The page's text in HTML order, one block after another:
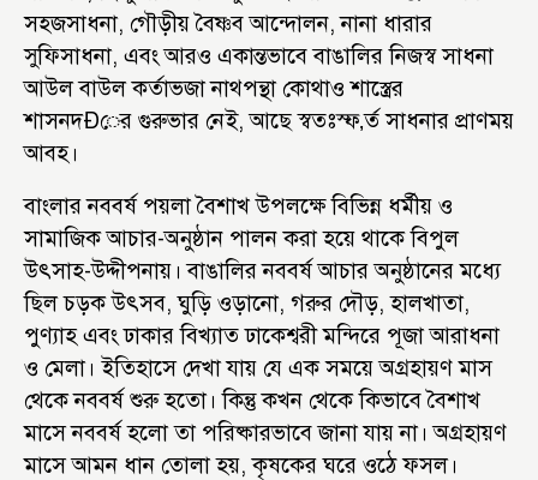
সহজসাধনা, গৌড়ীয় বৈষ্ণব আন্দোলন, নানা ধারার
সুফিসাধনা, এবং আরও একান্তভাবে বাঙালির নিজস্ব সাধনা
আউল বাউল কর্তাভজা নাথপন্থা কোথাও শাস্ত্রের
শাসনদÐের গুরুভার নেই, আছে স্বতঃস্ফ‚র্ত সাধনার প্রাণময়
আবহ।
বাংলার নববর্ষ পয়লা বৈশাখ উপলক্ষে বিভিন্ন ধর্মীয় ও
সামাজিক আচার-অনুষ্ঠান পালন করা হয়ে থাকে বিপুল
উৎসাহ-উদ্দীপনায়। বাঙালির নববর্ষ আচার অনুষ্ঠানের মধ্যে
ছিল চড়ক উৎসব, ঘুড়ি ওড়ানো, গরুর দৌড়, হালখাতা,
পুণ্যাহ এবং ঢাকার বিখ্যাত ঢাকেশ্বরী মন্দিরে পূজা আরাধনা
ও মেলা। ইতিহাসে দেখা যায় যে এক সময়ে অগ্রহায়ণ মাস
থেকে নববর্ষ শুরু হতো। কিন্তু কখন থেকে কিভাবে বৈশাখ
মাসে নববর্ষ হলো তা পরিষ্কারভাবে জানা যায় না। অগ্রহায়ণ
মাসে আমন ধান তোলা হয়, কৃষকের ঘরে ওঠে ফসল।